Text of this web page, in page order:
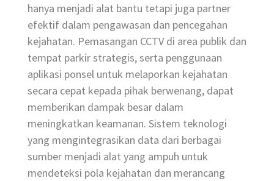
hanya menjadi alat bantu tetapi juga partner
efektif dalam pengawasan dan pencegahan
kejahatan. Pemasangan CCTV di area publik dan
tempat parkir strategis, serta penggunaan
aplikasi ponsel untuk melaporkan kejahatan
secara cepat kepada pihak berwenang, dapat
memberikan dampak besar dalam
meningkatkan keamanan. Sistem teknologi
yang mengintegrasikan data dari berbagai
sumber menjadi alat yang ampuh untuk
mendeteksi pola kejahatan dan merancang